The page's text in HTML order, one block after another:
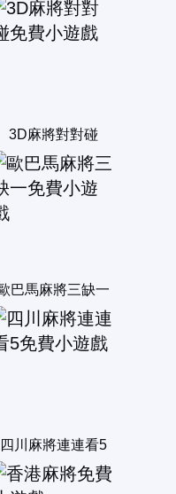
3D麻將對對碰
巴馬麻將三缺一
四川麻將連連看5